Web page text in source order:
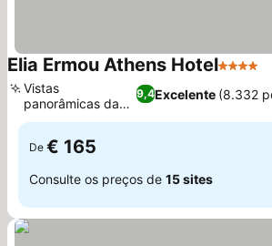
Elia Ermou Athens Hotel4
9,4Excelente (8.332
Vistas
panorâmicas da
Acrópole
De € 165
Consulte os preços de 15 sites